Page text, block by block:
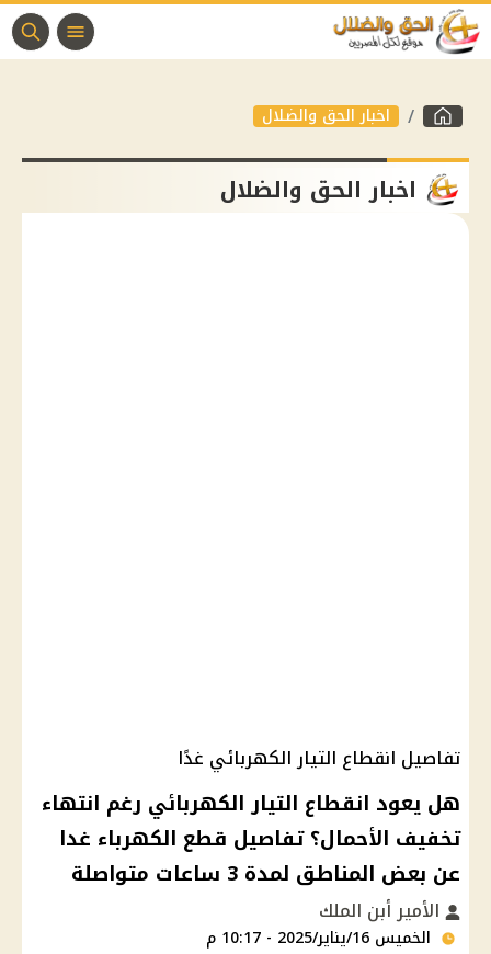
اخبار الحق والضلال
اخبار الحق والضلال
تفاصيل انقطاع التيار الكهربائي غدًا
هل يعود انقطاع التيار الكهربائي رغم انتهاء
تخفيف الأحمال؟ تفاصيل قطع الكهرباء غدا
عن بعض المناطق لمدة 3 ساعات متواصلة
الأمير أبن الملك
الخميس 16/يناير/2025 - 10:17 م